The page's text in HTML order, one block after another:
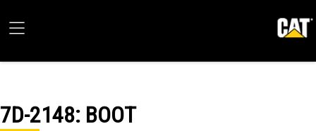
7D-2148: BOOT